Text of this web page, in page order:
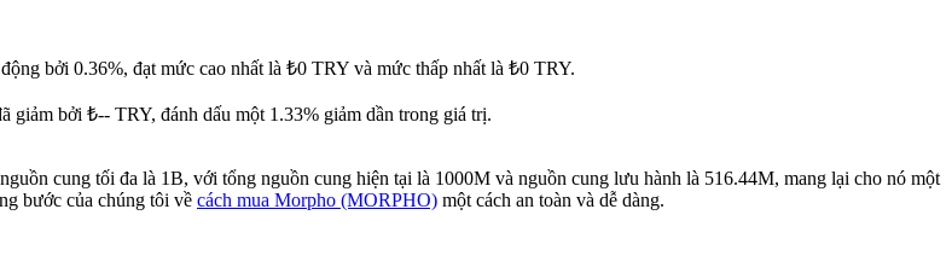
bởi 0.36%, đạt mức cao nhất là ₺0 TRY và mức thấp nhất là ₺0 TRY.
giảm bởi ₺-- TRY, đánh dấu một 1.33% giảm dần trong giá trị.
cung tối đa là 1B, với tổng nguồn cung hiện tại là 1000M và nguồn cung lưu hành là 516.44M, mang lại cho nó một
bước của chúng tôi về cách mua Morpho (MORPHO) một cách an toàn và dễ dàng.